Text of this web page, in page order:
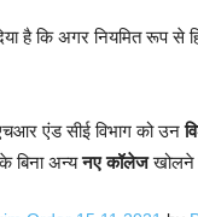
है कि अगर नियमित रूप से
एचआर एंड सीई विभाग को उन
बिना अन्यनए कॉलेजखोलने